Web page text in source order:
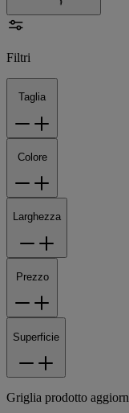
Filtri
Taglia
Colore
Larghezza
Prezzo
Superficie
Griglia prodotto